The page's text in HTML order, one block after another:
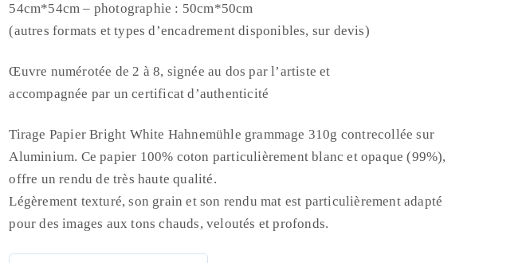
54cm*54cm – photographie : 50cm*50cm
(autres formats et types d’encadrement disponibles, sur devis)
Œuvre numérotée de 2 à 8, signée au dos par l’artiste et
accompagnée par un certificat d’authenticité
Tirage Papier Bright White Hahnemühle grammage 310g contrecollée sur
Aluminium. Ce papier 100% coton particulièrement blanc et opaque (99%),
offre un rendu de très haute qualité.
Légèrement texturé, son grain et son rendu mat est particulièrement adapté
pour des images aux tons chauds, veloutés et profonds.